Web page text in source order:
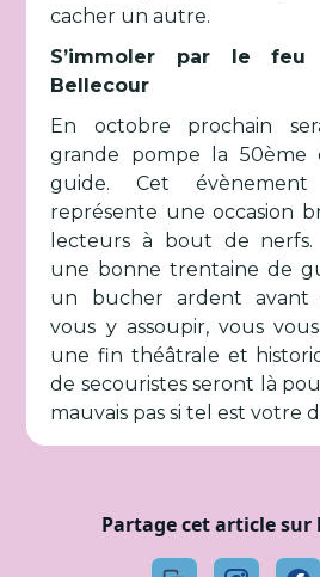
cacher un autre.
S’immoler par le feu
Bellecour
En octobre prochain
grande pompe la 50ème
guide. Cet évènement
représente une occasion
lecteurs à bout de nerfs.
une bonne trentaine de
un bucher ardent avant
vous y assoupir, vous
une fin théâtrale et
de secouristes seront là
mauvais pas si tel est votre
Partage cet article sur